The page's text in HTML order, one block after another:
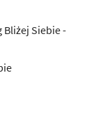
Bliżej Siebie -